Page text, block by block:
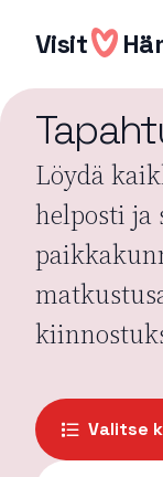
sisältöön
Visit
Löydä
helposti ja
Valitse